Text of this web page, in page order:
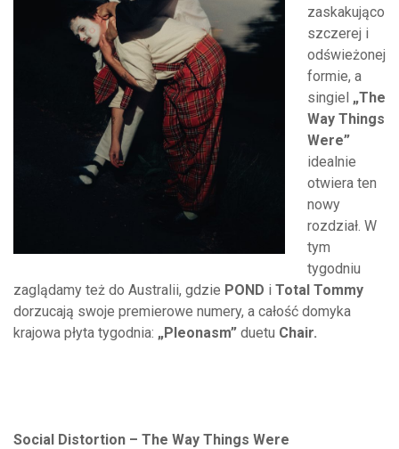
zaskakująco
szczerej i
odświeżonej
formie, a
singiel „The
Way Things
Were”
idealnie
otwiera ten
nowy
rozdział. W
tym
tygodniu
zaglądamy też do Australii, gdzie POND i Total Tommy
dorzucają swoje premierowe numery, a całość domyka
krajowa płyta tygodnia: „Pleonasm” duetu Chair.
Social Distortion – The Way Things Were